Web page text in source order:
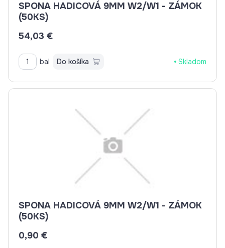
SPONA HADICOVÁ 9MM W2/W1 - ZÁMOK
(50KS)
54,03 €
bal Do košíka Skladom
SPONA HADICOVÁ 9MM W2/W1 - ZÁMOK
(50KS)
0,90 €